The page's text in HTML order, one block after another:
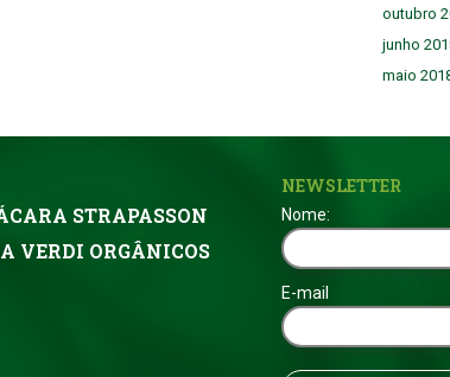
outubro
junho
maio
STRAPASSON
VERDI ORGÂNICOS
NEWSLETTER
Nome:
E-mail